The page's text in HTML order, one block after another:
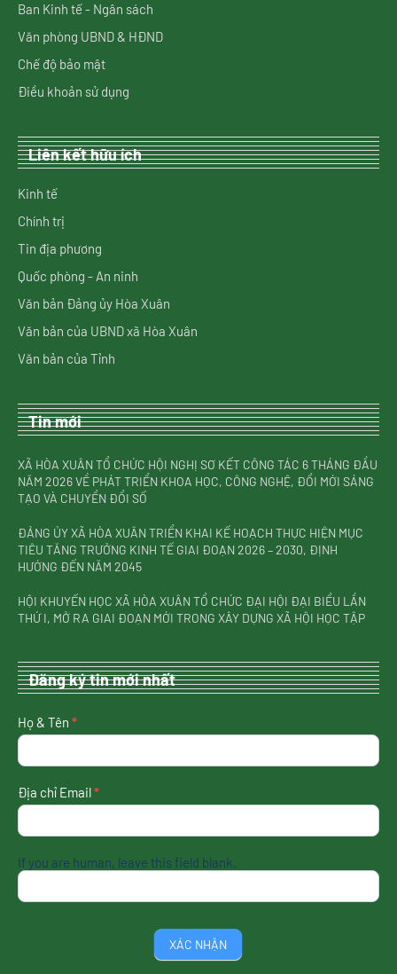
Ban Kinh tế - Ngân sách
Văn phòng UBND & HĐND
Chế độ bảo mật
Điều khoản sử dụng
Liên kết hữu ích
Kinh tế
Chính trị
Tin địa phương
Quốc phòng - An ninh
Văn bản Đảng ủy Hòa Xuân
Văn bản của UBND xã Hòa Xuân
Văn bản của Tỉnh
Tin mới
XÃ HÒA XUÂN TỔ CHỨC HỘI NGHỊ SƠ KẾT CÔNG TÁC 6 THÁNG ĐẦU
NĂM 2026 VỀ PHÁT TRIỂN KHOA HỌC, CÔNG NGHỆ, ĐỔI MỚI SÁNG
TẠO VÀ CHUYỂN ĐỔI SỐ
ĐẢNG ỦY XÃ HÒA XUÂN TRIỂN KHAI KẾ HOẠCH THỰC HIỆN MỤC
TIÊU TĂNG TRƯỞNG KINH TẾ GIAI ĐOẠN 2026 – 2030, ĐỊNH
HƯỚNG ĐẾN NĂM 2045
HỘI KHUYẾN HỌC XÃ HÒA XUÂN TỔ CHỨC ĐẠI HỘI ĐẠI BIỂU LẦN
THỨ I, MỞ RA GIAI ĐOẠN MỚI TRONG XÂY DỰNG XÃ HỘI HỌC TẬP
Đăng ký tin mới nhất
nhận
tin
nhất
Họ & Tên *
Địa chỉ Email*
If you are human, leave this field blank.
XÁC NHẬN